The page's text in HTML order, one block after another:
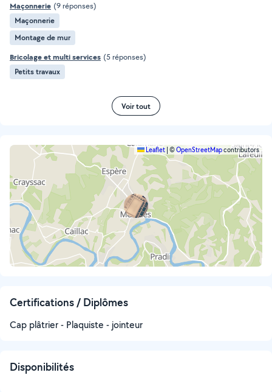
Maçonnerie (9 réponses)
Maçonnerie
Montage de mur
Bricolage et multi services (5 réponses)
Petits travaux
Voir tout
Leaflet ©OpenStreetMapcontributors
Certifications / Diplômes
Cap plâtrier - Plaquiste - jointeur
Disponibilités